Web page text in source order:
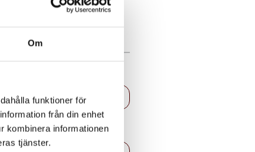
Om
funktioner för
från din enhet
kombinera informationen
tjänster.